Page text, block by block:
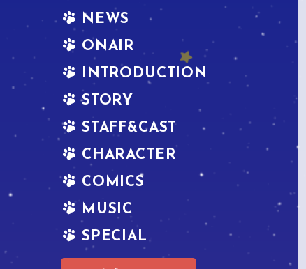
NEWS
ONAIR
INTRODUCTION
STORY
STAFF&CAST
CHARACTER
COMICS
MUSIC
SPECIAL